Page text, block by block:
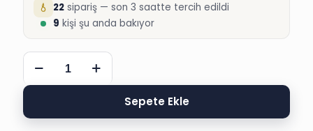
22 sipariş — son 3 saatte tercih edildi
9 kişi şu anda bakıyor
NO-
DÖKÜM
SÜNNET
Sepete Ekle